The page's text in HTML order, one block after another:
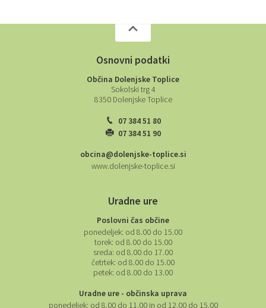
Osnovni podatki
Občina Dolenjske Toplice
Sokolski trg 4
8350 Dolenjske Toplice
07 384 51 80
07 384 51 90
obcina@dolenjske-toplice.si
www.dolenjske-toplice.si
Uradne ure
Poslovni čas občine
ponedeljek: od 8.00 do 15.00
torek: od 8.00 do 15.00
sreda: od 8.00 do 17.00
četrtek: od 8.00 do 15.00
petek: od 8.00 do 13.00
Uradne ure - občinska uprava